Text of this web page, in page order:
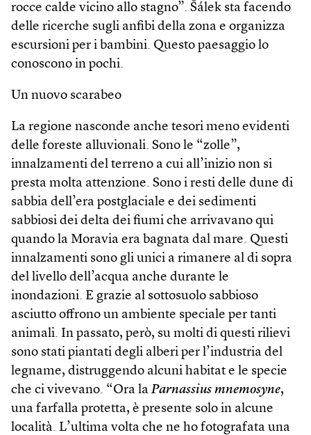
rocce calde vicino allo stagno”. Šálek sta facendo
delle ricerche sugli anfibi della zona e organizza
escursioni per i bambini. Questo paesaggio lo
conoscono in pochi.
Un nuovo scarabeo
La regione nasconde anche tesori meno evidenti
delle foreste alluvionali. Sono le “zolle”,
innalzamenti del terreno a cui all’inizio non si
presta molta attenzione. Sono i resti delle dune di
sabbia dell’era postglaciale e dei sedimenti
sabbiosi dei delta dei fiumi che arrivavano qui
quando la Moravia era bagnata dal mare. Questi
innalzamenti sono gli unici a rimanere al di sopra
del livello dell’acqua anche durante le
inondazioni. E grazie al sottosuolo sabbioso
asciutto offrono un ambiente speciale per tanti
animali. In passato, però, su molti di questi rilievi
sono stati piantati degli alberi per l’industria del
legname, distruggendo alcuni habitat e le specie
che ci vivevano. “Ora la Parnassius mnemosyne,
una farfalla protetta, è presente solo in alcune
località. L’ultima volta che ne ho fotografata una